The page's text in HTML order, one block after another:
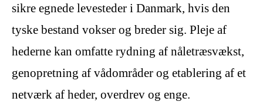
sikre egnede levesteder i Danmark, hvis den
tyske bestand vokser og breder sig. Pleje af
hederne kan omfatte rydning af nåletræsvækst,
genopretning af vådområder og etablering af et
netværk af heder, overdrev og enge.